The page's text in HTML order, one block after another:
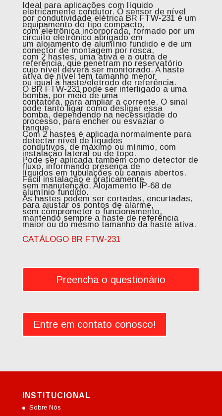
Ideal para aplicações com líquido
eletricamente condutor. O sensor de nível
por condutividade elétrica BR FTW-231 é um
equipamento do tipo compacto,
com eletrônica incorporada, formado por um
circuito eletrônico abrigado em
um alojamento de alumínio fundido e de um
conector de montagem por rosca,
com 2 hastes, uma ativa e a outra de
referência, que penetram no reservatório
cujo nível deverá ser monitorado. A haste
ativa de nível tem tamanho menor
ou igual à haste/eletrodo de referência.
O BR FTW-231 pode ser interligado a uma
bomba, por meio de uma
contatora, para ampliar a corrente. O sinal
pode tanto ligar como desligar essa
bomba, dependendo na necessidade do
processo, para encher ou esvaziar o
tanque.
Com 2 hastes é aplicada normalmente para
detectar nível de líquidos
condutivos, de máximo ou mínimo, com
instalação lateral ou de topo.
Pode ser aplicada também como detector de
fluxo, informando presença de
líquidos em tubulações ou canais abertos.
Fácil instalação e praticamente
sem manutenção. Alojamento IP-68 de
alumínio fundido.
As hastes podem ser cortadas, encurtadas,
para ajustar os pontos de alarme,
sem comprometer o funcionamento,
mantendo sempre a haste de referência
maior ou do mesmo tamanho da haste ativa.
CATÁLOGO BR FTW-231
Entre em contato conosco!
Preencha o questionário
INSTITUCIONAL
Sobre Nós